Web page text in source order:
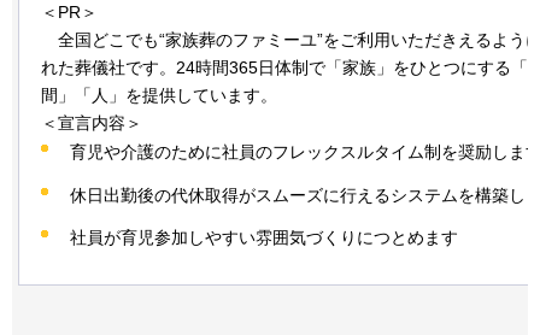
＜PR＞
全国 どこでも“家族葬のファミーユ”をご利用いただきえるよう
れた葬儀社です。24時間365日体制で「家族」をひとつにする「
間」「人」を提供しています。
＜宣言内容＞
育児や介護のために社員のフレックスルタイム制を奨励しま
休日出勤後の代休取得がスムーズに行えるシステムを構築し
社員が育児参加しやすい雰囲気づくりにつとめます